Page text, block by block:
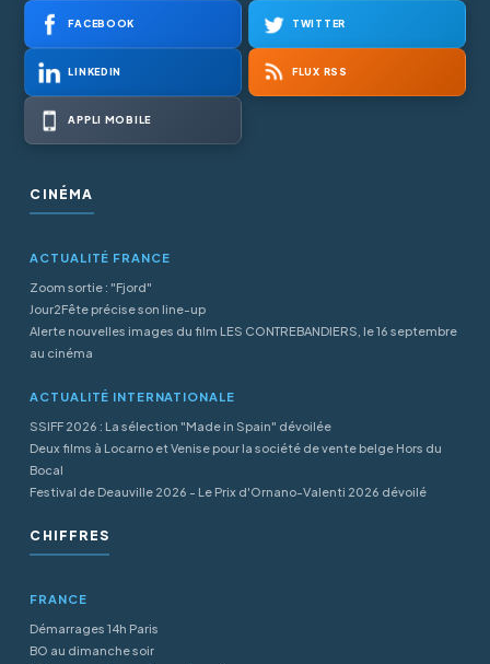
FACEBOOK TWITTER
LINKEDIN FLUX RSS
APPLI MOBILE
CINÉMA
ACTUALITÉ FRANCE
Zoom sortie : "Fjord"
Jour2Fête précise son line-up
Alerte nouvelles images du film LES CONTREBANDIERS, le 16 septembre
au cinéma
ACTUALITÉ INTERNATIONALE
SSIFF 2026 : La sélection "Made in Spain" dévoilée
Deux films à Locarno et Venise pour la société de vente belge Hors du
Bocal
Festival de Deauville 2026 - Le Prix d'Ornano-Valenti 2026 dévoilé
CHIFFRES
FRANCE
Démarrages 14h Paris
BO au dimanche soir